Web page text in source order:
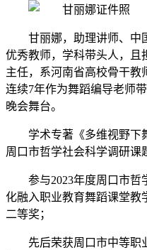
甘丽娜，助理讲师、中
优秀教师，学科带头人，且
主任，系河南省高校骨干教
连续7年作为舞蹈编导老师
晚会舞台。
学术专著《多维视野下
周口市哲学社会科学调研课
参与2023年度周口市哲
化融入职业教育舞蹈课堂教
二等奖；
先后荣获周口市中等职